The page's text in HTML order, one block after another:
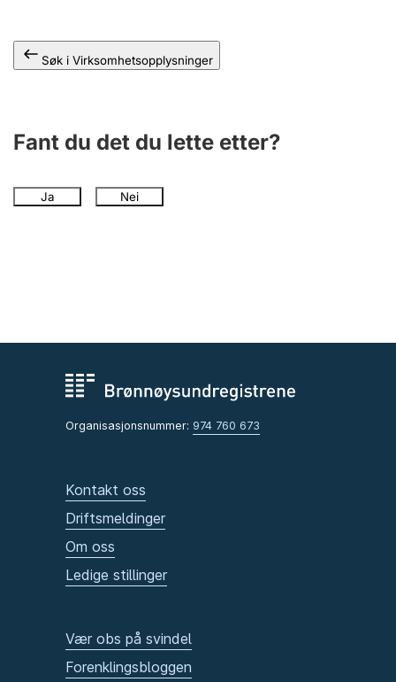
Søk i Virksomhetsopplysninger
Fant du det du lette etter?
Ja Nei
Organisasjonsnummer: 974 760 673
Kontakt oss
Driftsmeldinger
Om oss
Ledige stillinger
Vær obs på svindel
Forenklingsbloggen